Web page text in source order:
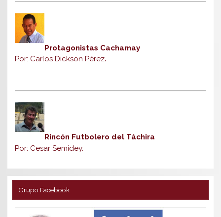
Protagonistas Cachamay
Por: Carlos Dickson Pérez.
Rincón Futbolero del Táchira
Por: Cesar Semidey.
Grupo Facebook